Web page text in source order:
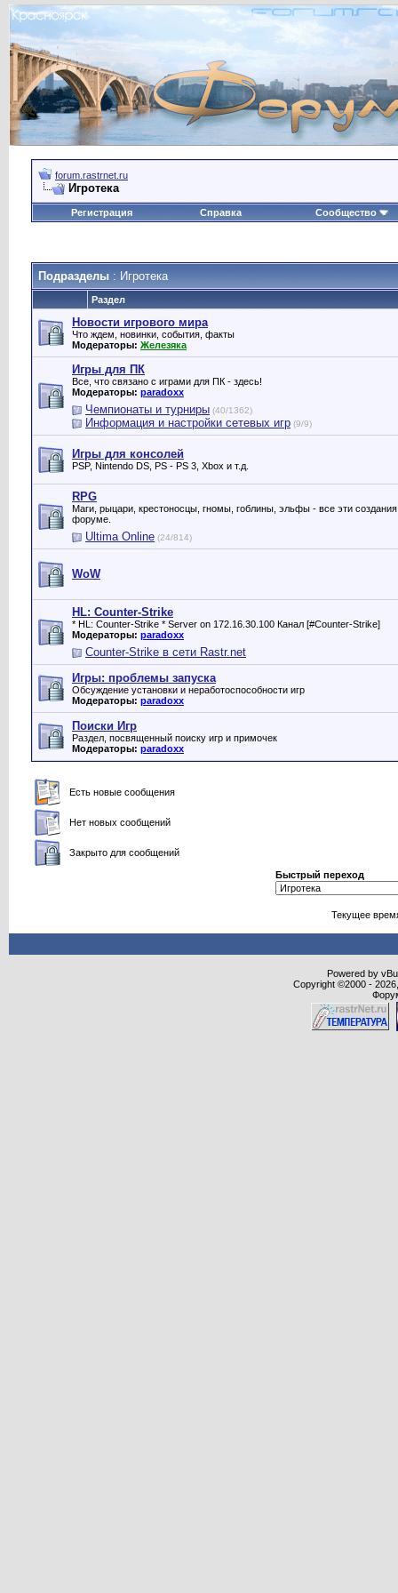
forum.rastrnet.ru
Игротека
Регистрация Справка Сообщество
Подразделы : Игротека
Раздел
Новости игрового мира
Что ждем, новинки, события, факты
Модераторы: Железяка
Игры для ПК
Все, что связано с играми для ПК - здесь!
Модераторы: paradoxx
Чемпионаты и турниры (40/1362)
Информация и настройки сетевых игр (9/9)
Игры для консолей
PSP, Nintendo DS, PS - PS 3, Xbox и т.д.
RPG
Маги, рыцари, крестоносцы, гномы, гоблины, эльфы - все эти
форуме.
Ultima Online (24/814)
WoW
HL: Counter-Strike
* HL: Counter-Strike * Server on 172.16.30.100 Канал [#Counter-Strike]
Модераторы: paradoxx
Counter-Strike в сети Rastr.net
Игры: проблемы запуска
Обсуждение установки и неработоспособности игр
Модераторы: paradoxx
Поиски Игр
Раздел, посвященный поиску игр и примочек
Модераторы: paradoxx
Есть новые сообщения
Нет новых сообщений
Закрыто для сообщений
Быстрый переход
Текущее
Powered by
Copyright ©2000 -